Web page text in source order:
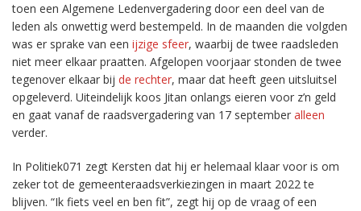
toen een Algemene Ledenvergadering door een deel van de
leden als onwettig werd bestempeld. In de maanden die volgden
was er sprake van een ijzige sfeer, waarbij de twee raadsleden
niet meer elkaar praatten. Afgelopen voorjaar stonden de twee
tegenover elkaar bij de rechter, maar dat heeft geen uitsluitsel
opgeleverd. Uiteindelijk koos Jitan onlangs eieren voor z’n geld
en gaat vanaf de raadsvergadering van 17 september alleen
verder.
In Politiek071 zegt Kersten dat hij er helemaal klaar voor is om
zeker tot de gemeenteraadsverkiezingen in maart 2022 te
blijven. “Ik fiets veel en ben fit”, zegt hij op de vraag of een